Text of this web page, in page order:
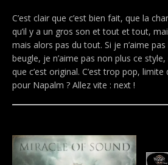
C’est clair que c’est bien fait, que la
qu’il y a un gros son et tout et tout,
mais alors pas du tout. Si je n’aime
beugle, je n’aime pas non plus ce
que c’est original. C’est trop pop, limite
pour Napalm ? Allez vite : next !